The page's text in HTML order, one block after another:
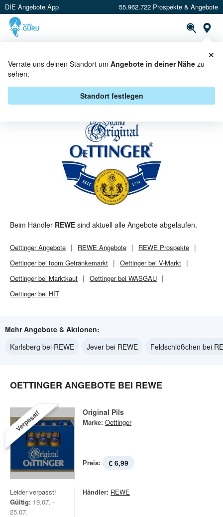
DIE Angebote App 55.962.722 Prospekte & Angebote
Verrate uns deinen Standort um Angebote in deiner Nähe zu
sehen.
Standort festlegen
×
OETTINGER BEI REWE -
ANGEBOTE & AKTIONEN
Beim Händler REWE sind aktuell alle Angebote abgelaufen.
OettingerAngebote REWE Angebote REWE Prospekte
Oettinger bei toom Getränkemarkt
Oettinger bei V-Markt
Oettinger bei Marktkauf
Oettinger bei WASGAU
Oettinger bei HIT
Mehr Angebote & Aktionen:
Karlsberg bei REWE
Jever bei REWE Feldschlößchen bei
OETTINGER ANGEBOTE BEI REWE
Verpasst! Original Pils
Marke: Oettinger
Preis: € 6,99
Leider verpasst!
Gültig: 19.07. -
25.07.
Händler: REWE